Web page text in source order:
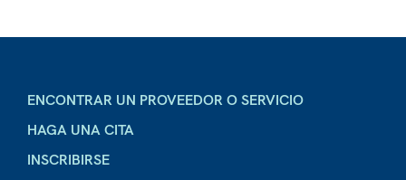
ENCONTRAR UN PROVEEDOR O SERVICIO
HAGA UNA CITA
INSCRIBIRSE